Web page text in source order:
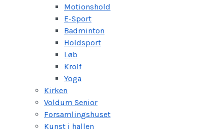
Motionshold
E-Sport
Badminton
Holdsport
Løb
Krolf
Yoga
Kirken
Voldum Senior
Forsamlingshuset
Kunst i hallen